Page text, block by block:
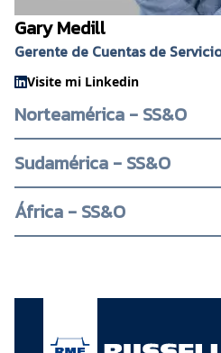
Gary Medill
Gerente de Cuentas de
Visite mi Linkedin
Norteamérica - SS&O
Sudamérica - SS&O
África - SS&O